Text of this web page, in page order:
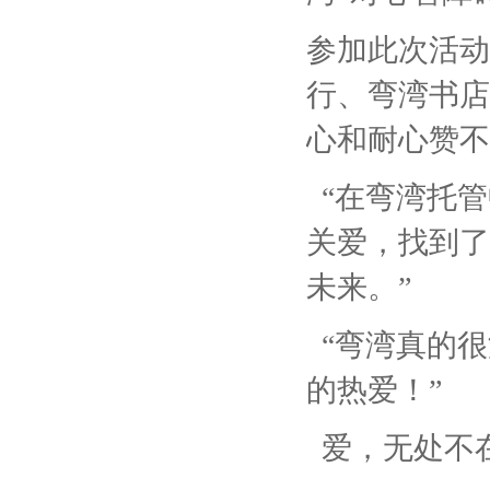
参加此次活
行、弯湾书
心和耐心赞
“在弯湾托
关爱，找到
未来。”
“弯湾真的
的热爱！”
爱，无处不